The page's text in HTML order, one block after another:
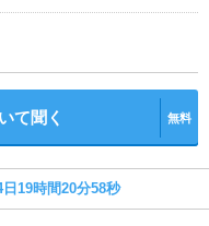
て聞く 無料
19時間20分57秒